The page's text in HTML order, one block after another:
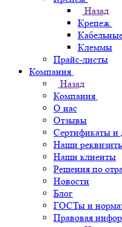
Назад
Крепеж
Клеммы
Прайс-листы
Компания
Назад
Компания
О нас
Отзывы
Сертификаты и
Наши
Наши клиенты
Решения по
Новости
Блог
ГОСТы и
Правовая